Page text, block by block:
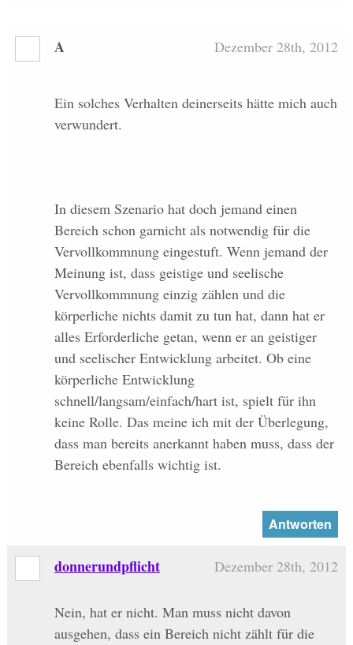
A Dezember 28th, 2012
Ein solches Verhalten deinerseits hätte mich auch
verwundert.
In diesem Szenario hat doch jemand einen
Bereich schon garnicht als notwendig für die
Vervollkommnung eingestuft. Wenn jemand der
Meinung ist, dass geistige und seelische
Vervollkommnung einzig zählen und die
körperliche nichts damit zu tun hat, dann hat er
alles Erforderliche getan, wenn er an geistiger
und seelischer Entwicklung arbeitet. Ob eine
körperliche Entwicklung
schnell/langsam/einfach/hart ist, spielt für ihn
keine Rolle. Das meine ich mit der Überlegung,
dass man bereits anerkannt haben muss, dass der
Bereich ebenfalls wichtig ist.
Antworten
donnerundpflicht Dezember 28th, 2012
Nein, hat er nicht. Man muss nicht davon
ausgehen, dass ein Bereich nicht zählt für die